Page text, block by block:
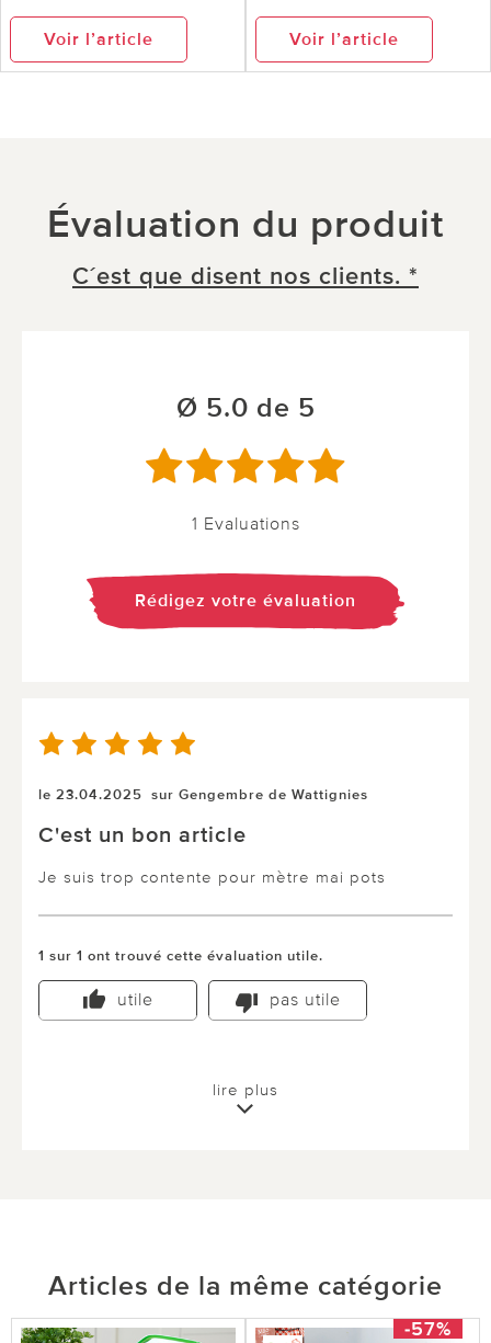
Voir l’article Voir l’article
Évaluation du produit
C´est que disent nos clients. *
Ø 5.0 de 5
1 Evaluations
Rédigez votre évaluation
le 23.04.2025 sur Gengembre de Wattignies
C'est un bon article
Je suis trop contente pour mètre mai pots
1 sur 1 ont trouvé cette évaluation utile.
utile pas utile
lire plus
Articles de la même catégorie
-57%